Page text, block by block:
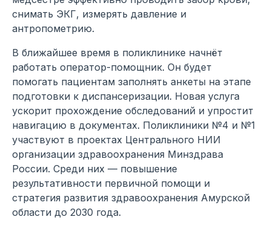
снимать ЭКГ, измерять давление и
антропометрию.
В ближайшее время в поликлинике начнёт
работать оператор-помощник. Он будет
помогать пациентам заполнять анкеты на этапе
подготовки к диспансеризации. Новая услуга
ускорит прохождение обследований и упростит
навигацию в документах. Поликлиники №4 и №1
участвуют в проектах Центрального НИИ
организации здравоохранения Минздрава
России. Среди них — повышение
результативности первичной помощи и
стратегия развития здравоохранения Амурской
области до 2030 года.